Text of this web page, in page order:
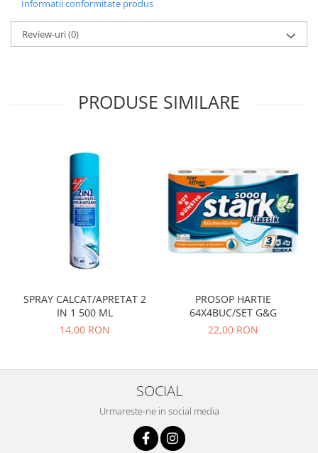
Informatii conformitate produs
Review-uri(0)
PRODUSE SIMILARE
SPRAY CALCAT/APRETAT 2
IN 1 500 ML
14,00 RON
PROSOP HARTIE
64X4BUC/SET G&G
22,00 RON
SOCIAL
Urmareste-ne in social media